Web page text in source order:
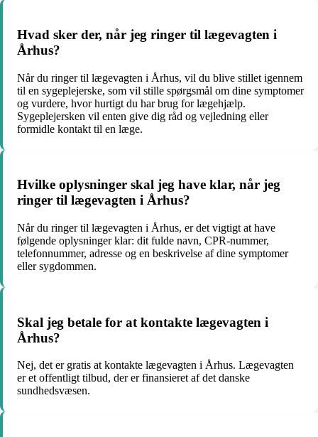
Hvad sker der, når jeg ringer til lægevagten i
Århus?
Når du ringer til lægevagten i Århus, vil du blive stillet igennem
til en sygeplejerske, som vil stille spørgsmål om dine symptomer
og vurdere, hvor hurtigt du har brug for lægehjælp.
Sygeplejersken vil enten give dig råd og vejledning eller
formidle kontakt til en læge.
Hvilke oplysninger skal jeg have klar, når jeg
ringer til lægevagten i Århus?
Når du ringer til lægevagten i Århus, er det vigtigt at have
følgende oplysninger klar: dit fulde navn, CPR-nummer,
telefonnummer, adresse og en beskrivelse af dine symptomer
eller sygdommen.
Skal jeg betale for at kontakte lægevagten i
Århus?
Nej, det er gratis at kontakte lægevagten i Århus. Lægevagten
er et offentligt tilbud, der er finansieret af det danske
sundhedsvæsen.